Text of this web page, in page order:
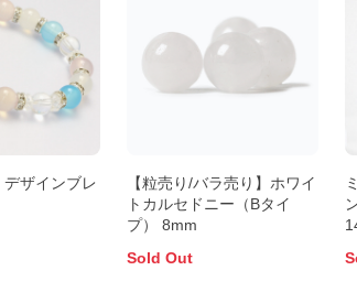
ザインブレ
【粒売り/バラ売り】ホワイ
トカルセドニー（Bタイ
プ） 8mm
Sold Out